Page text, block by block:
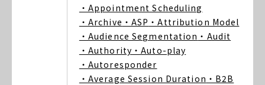
・Appointment Scheduling
・Archive ・ASP ・Attribution Model
・Audience Segmentation ・Audit
・Authority ・Auto-play
・Autoresponder
・Average Session Duration ・B2B